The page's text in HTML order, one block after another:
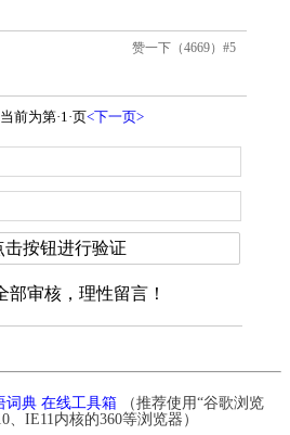
词典 在线工具箱 （推荐使用“谷歌浏览
、IE11内核的360等浏览器）